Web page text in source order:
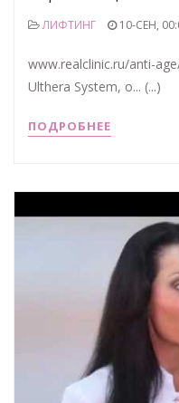
ЛИФТИНГ 10-СЕН,
www.realclinic.ru/anti-
Ulthera System, о... (...)
ПОДРОБНЕЕ